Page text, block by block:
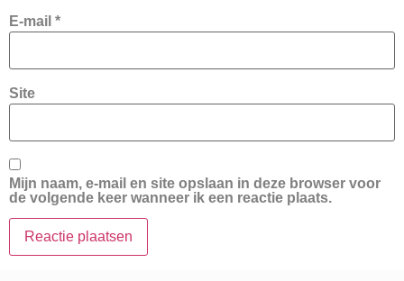
E-mail *
Site
Mijn naam, e-mail en site opslaan in deze browser voor
de volgende keer wanneer ik een reactie plaats.